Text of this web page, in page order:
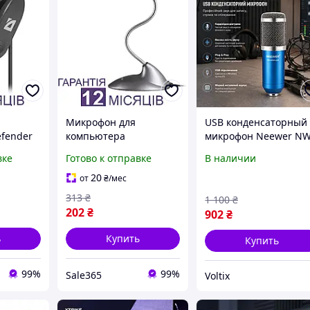
99%
Микрофон для
компьютера
MIC-111 проводной
конденсаторный на
гибкой ножке 3.5 мм
для ПК
Готово к отправке
от20₴/мес
202₴
313 ₴
Купить
Sale365 99%
USB конденсаторный
микрофон Neewer
микрофон Plug&Play
стримов
В наличии
902₴
1 100 ₴
Купить
Voltix